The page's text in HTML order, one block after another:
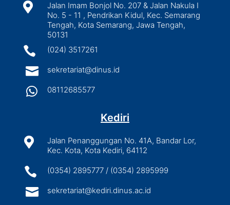

Jalan Imam Bonjol No. 207 & Jalan Nakula I
No. 5 - 11 , Pendrikan Kidul, Kec. Semarang
Tengah, Kota Semarang, Jawa Tengah,
50131
 (024) 3517261
 sekretariat@dinus.id
 08112685577
Kediri

Jalan Penanggungan No. 41A, Bandar Lor,
Kec. Kota, Kota Kediri, 64112
 (0354) 2895777 / (0354) 2895999
 sekretariat@kediri.dinus.ac.id